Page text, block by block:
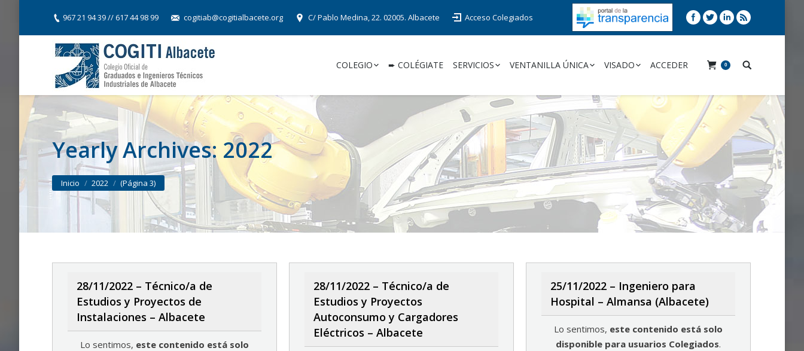
967 21 94 39 // 617 44 98 99 cogitiab@cogitialbacete.org C/ Pablo Medina, 22. 02005. Albacete Acceso Colegiados
COLEGIO ➨ COLÉGIATE SERVICIOS VENTANILLA ÚNICA VISADO ACCEDER 0
Yearly Archives: 2022
You are here:
Inicio 2022 (Página 3)
28/11/2022 – Técnico/a de
Estudios y Proyectos de
Instalaciones – Albacete
Lo sentimos, este contenido está solo
28/11/2022 – Técnico/a de
Estudios y Proyectos
Autoconsumo y Cargadores
Eléctricos – Albacete
25/11/2022 – Ingeniero para
Hospital – Almansa (Albacete)
Lo sentimos, este contenido está solo
disponible para usuarios Colegiados.